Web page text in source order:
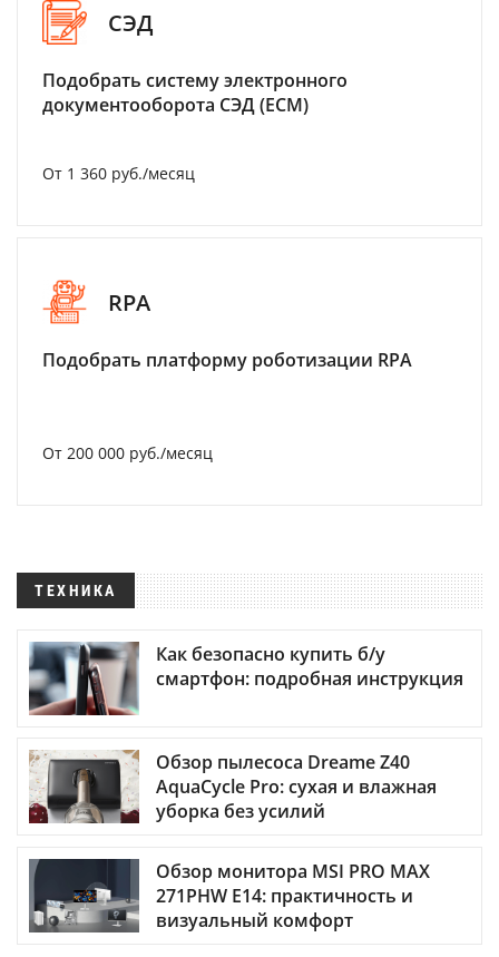
СЭД
Подобрать систему электронного
документооборота СЭД (ECM)
От 1 360 руб./месяц
RPA
Подобрать платформу роботизации RPA
От 200 000 руб./месяц
ТЕХНИКА
Как безопасно купить б/у
смартфон: подробная инструкция
Обзор пылесоса Dreame Z40
AquaCycle Pro: сухая и влажная
уборка без усилий
Обзор монитора MSI PRO MAX
271PHW E14: практичность и
визуальный комфорт